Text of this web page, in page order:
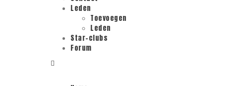
Leden
Toevoegen
Leden
Star-clubs
Forum